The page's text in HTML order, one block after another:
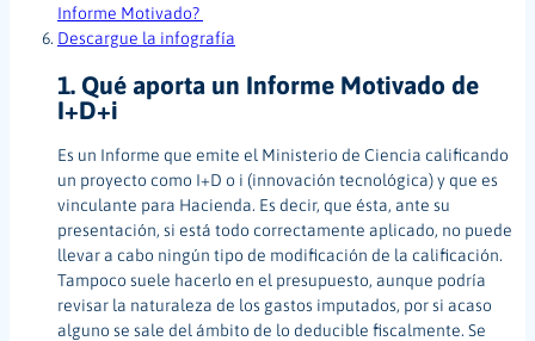
Informe Motivado?
Descargue la infografía
1. Qué aporta un Informe Motivado de
I+D+i
Es un Informe que emite el Ministerio de Ciencia calificando
un proyecto como I+D o i (innovación tecnológica) y que es
vinculante para Hacienda. Es decir, que ésta, ante su
presentación, si está todo correctamente aplicado, no puede
llevar a cabo ningún tipo de modificación de la calificación.
Tampoco suele hacerlo en el presupuesto, aunque podría
revisar la naturaleza de los gastos imputados, por si acaso
alguno se sale del ámbito de lo deducible fiscalmente. Se